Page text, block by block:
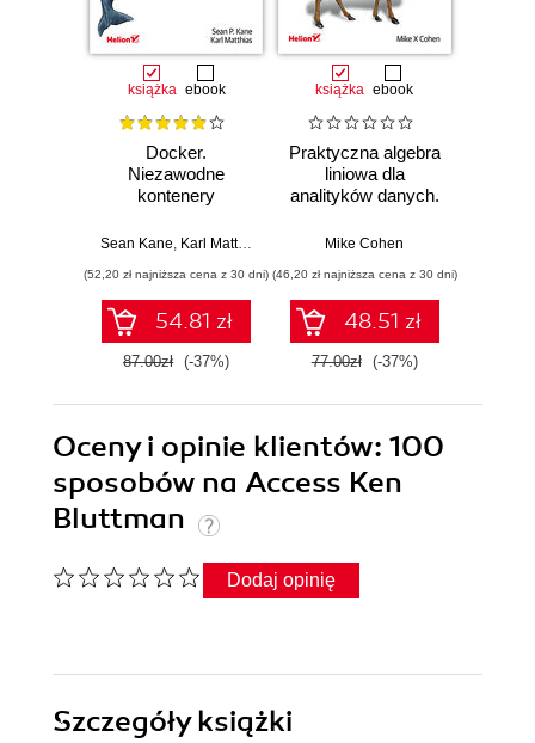
książka ebook
Docker.
Niezawodne
kontenery
Praktyczne
Wydanie III
Sean Kane, Karl Matthias
(52,20 zł najniższa cena z 30 dni)
54.81 zł
87.00zł (-37%)
książka ebook
Praktyczna algebra
liniowa dla
analityków danych.
koncepcji do
aplikacji w
Pythonie
Mike Cohen
(46,20 zł najniższa cena z 30 dni)
48.51 zł
77.00zł (-37%)
Oceny i opinie klientów: 100
sposobów na Access Ken
Bluttman
Dodaj opinię
Szczegółyksiążki